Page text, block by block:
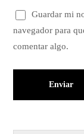
Guardar mi
navegador para
comentar algo.